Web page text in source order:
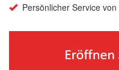
Persönlicher Service von